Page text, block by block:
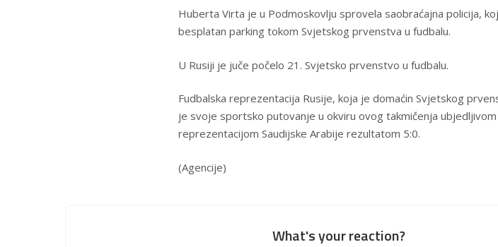
Huberta Virta je u Podmoskovlju sprovela saobraćajna policija,
besplatan parking tokom Svjetskog prvenstva u fudbalu.
U Rusiji je juče počelo 21. Svjetsko prvenstvo u fudbalu.
Fudbalska reprezentacija Rusije, koja je domaćin Svjetskog
je svoje sportsko putovanje u okviru ovog takmičenja
reprezentacijom Saudijske Arabije rezultatom 5:0.
(Agencije)
What's your reaction?